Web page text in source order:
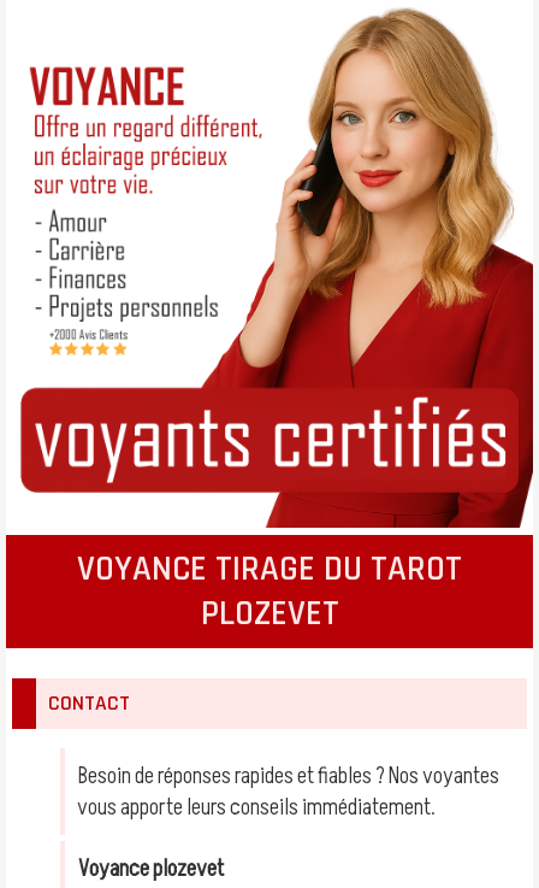
VOYANCE TIRAGE DU TAROT
PLOZEVET
CONTACT
Besoin de réponses rapides et fiables ? Nos voyantes
vous apporte leurs conseils immédiatement.
Voyance plozevet